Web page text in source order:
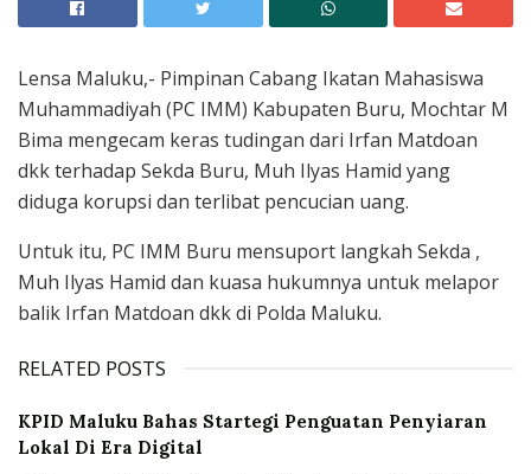
Lensa Maluku,- Pimpinan Cabang Ikatan Mahasiswa
Muhammadiyah (PC IMM) Kabupaten Buru, Mochtar M
Bima mengecam keras tudingan dari Irfan Matdoan
dkk terhadap Sekda Buru, Muh Ilyas Hamid yang
diduga korupsi dan terlibat pencucian uang.
Untuk itu, PC IMM Buru mensuport langkah Sekda ,
Muh Ilyas Hamid dan kuasa hukumnya untuk melapor
balik Irfan Matdoan dkk di Polda Maluku.
RELATED POSTS
KPID Maluku Bahas Startegi Penguatan Penyiaran
Lokal Di Era Digital